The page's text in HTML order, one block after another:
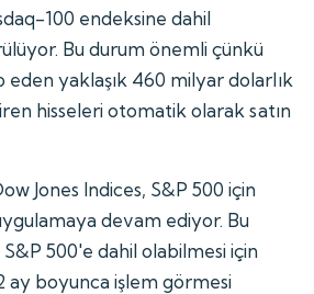
100 endeksine dahil
Bu durum önemli çünkü
eden yaklaşık 460 milyar dolarlık
hisseleri otomatik olarak satın
Jones Indices, S&P 500 için
devam ediyor. Bu
500'e dahil olabilmesi için
ay boyunca işlem görmesi